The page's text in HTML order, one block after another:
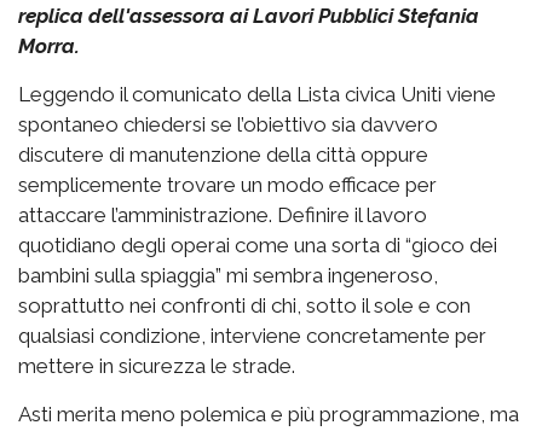
replica dell'assessora ai Lavori Pubblici Stefania
Morra.
Leggendo il comunicato della Lista civica Uniti viene
spontaneo chiedersi se l’obiettivo sia davvero
discutere di manutenzione della città oppure
semplicemente trovare un modo efficace per
attaccare l’amministrazione. Definire il lavoro
quotidiano degli operai come una sorta di “gioco dei
bambini sulla spiaggia” mi sembra ingeneroso,
soprattutto nei confronti di chi, sotto il sole e con
qualsiasi condizione, interviene concretamente per
mettere in sicurezza le strade.
Asti merita meno polemica e più programmazione, ma